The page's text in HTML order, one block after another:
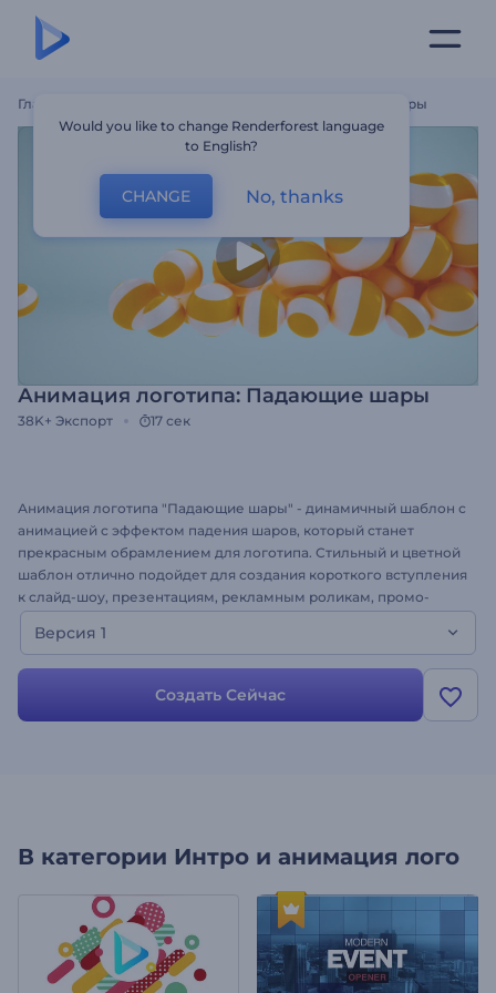
Главная Анимация Логотипа: Падающие Шары
Анимация логотипа: Падающие шары
38K+ Экспорт 17 сек
Анимация логотипа "Падающие шары" - динамичный шаблон с
анимацией с эффектом падения шаров, который станет
прекрасным обрамлением для логотипа. Стильный и цветной
шаблон отлично подойдет для создания короткого вступления
к слайд-шоу, презентациям, рекламным роликам, промо-
роликам или видео на YouTube. Просто загрузите свой
логотип, добавьте текст и удивите своих клиентов
Версия 1
Создать Сейчас
В категории Интро и анимация лого
Would you like to change Renderforest language
to English?
CHANGE No, thanks